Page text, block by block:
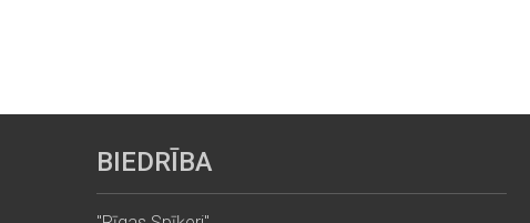
BIEDRĪBA